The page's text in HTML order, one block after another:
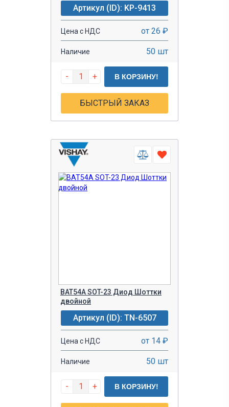
Артикул (ID): KP-9413
Цена с НДС от 26 ₽
Наличие 50 шт
- + В КОРЗИНУ!
БЫСТРЫЙ ЗАКАЗ
BAT54A SOT-23 Диод Шоттки
двойной
Артикул (ID): TN-6507
Цена с НДС от 14 ₽
Наличие 50 шт
- + В КОРЗИНУ!